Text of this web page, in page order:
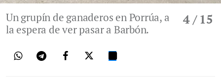
4/ 15
Un grupín de ganaderos en Porrúa, a
la espera de ver pasar a Barbón.